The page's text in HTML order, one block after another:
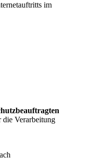
im
die Verarbeitung